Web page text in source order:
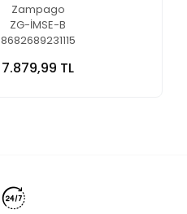
Zampago
ZG-İMSE-B
8682689231115
7.879,99 TL